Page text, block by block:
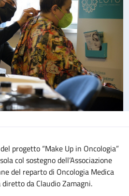
progetto “Make Up in Oncologia”
col sostegno dell’Associazione
del reparto di Oncologia Medica
da Claudio Zamagni.